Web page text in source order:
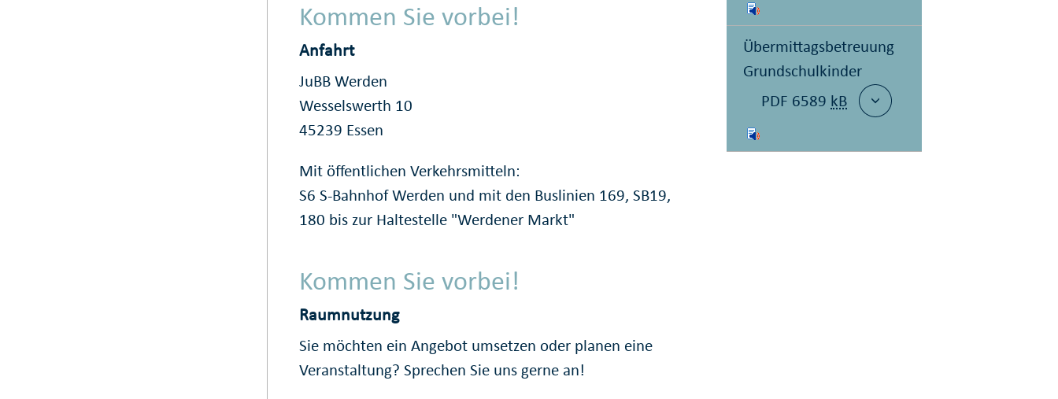
Kommen Sie vorbei!
Anfahrt
JuBB Werden
Wesselswerth 10
45239 Essen
Mit öffentlichen Verkehrsmitteln:
S6 S-Bahnhof Werden und mit den Buslinien 169, SB19,
180 bis zur Haltestelle "Werdener Markt"
Kommen Sie vorbei!
Raumnutzung
Sie möchten ein Angebot umsetzen oder planen eine
Veranstaltung? Sprechen Sie uns gerne an!
Übermittagsbetreuung
Grundschulkinder
PDF 6589 kB